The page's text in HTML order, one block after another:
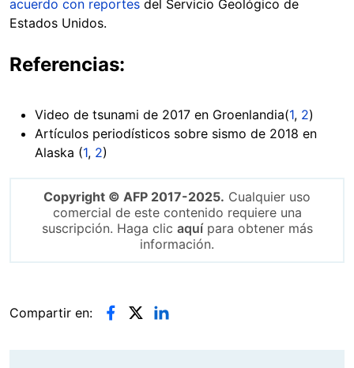
acuerdo con reportes del Servicio Geológico de
Estados Unidos.
Referencias:
Video de tsunami de 2017 en Groenlandia(1, 2)
Artículos periodísticos sobre sismo de 2018 en
Alaska (1, 2)
Copyright © AFP 2017-2025. Cualquier uso
comercial de este contenido requiere una
suscripción. Haga clic aquípara obtener más
información.
Compartir en: